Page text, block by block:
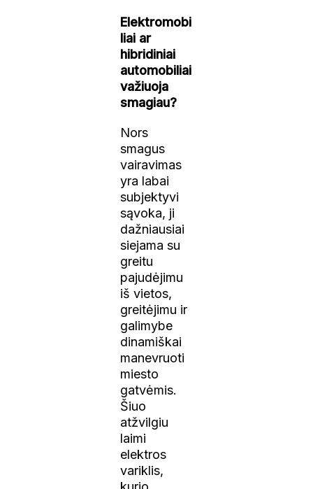
Elektromobi
liai ar
hibridiniai
automobiliai
važiuoja
smagiau?
Nors
smagus
vairavimas
yra labai
subjektyvi
sąvoka, ji
dažniausiai
siejama su
greitu
pajudėjimu
iš vietos,
greitėjimu ir
galimybe
dinamiškai
manevruoti
miesto
gatvėmis.
Šiuo
atžvilgiu
laimi
elektros
variklis,